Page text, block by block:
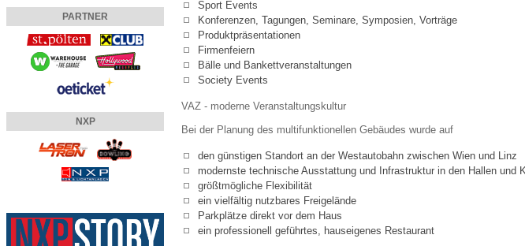
PARTNER
NXP
Sport Events
Konferenzen, Tagungen, Seminare, Symposien, Vorträge
Produktpräsentationen
Firmenfeiern
Bälle und Bankettveranstaltungen
Society Events
VAZ - moderne Veranstaltungskultur
Bei der Planung des multifunktionellen Gebäudes wurde auf
den günstigen Standort an der Westautobahn zwischen Wien und Linz
modernste technische Ausstattung und Infrastruktur in den Hallen und
größtmögliche Flexibilität
ein vielfältig nutzbares Freigelände
Parkplätze direkt vor dem Haus
ein professionell geführtes, hauseigenes Restaurant